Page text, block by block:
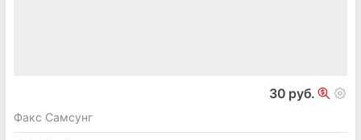
30 руб.
Факс Самсунг